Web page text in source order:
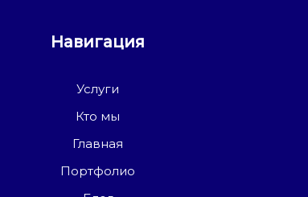
Навигация
Услуги
Кто мы
Главная
Портфолио